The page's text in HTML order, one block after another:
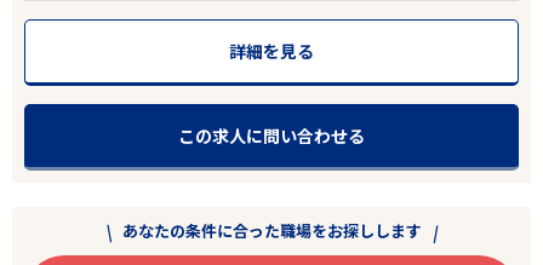
詳細を見る
この求人に問い合わせる
あなたの条件に合った職場をお探しします